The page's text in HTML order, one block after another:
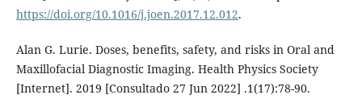
https://doi.org/10.1016/j.joen.2017.12.012.
Alan G. Lurie. Doses, benefits, safety, and risks in Oral and
Maxillofacial Diagnostic Imaging. Health Physics Society
[Internet]. 2019 [Consultado 27 Jun 2022] .1(17):78-90.